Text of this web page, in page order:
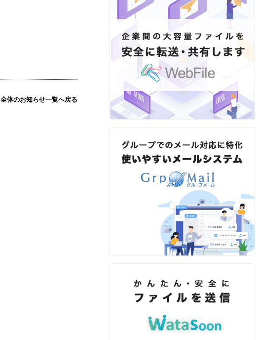
全体のお知らせ一覧へ戻る